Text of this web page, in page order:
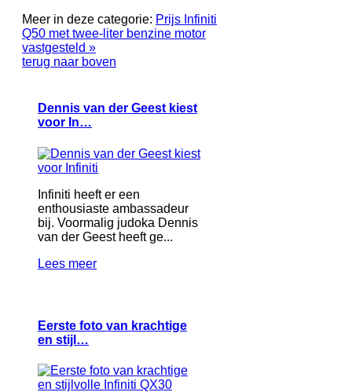
Meer in deze categorie: Prijs Infiniti
Q50 met twee-liter benzine motor
vastgesteld »
terug naar boven
Dennis van der Geest kiest
voor In…
Infiniti heeft er een
enthousiaste ambassadeur
bij. Voormalig judoka Dennis
van der Geest heeft ge...
Lees meer
Eerste foto van krachtige
en stijl…